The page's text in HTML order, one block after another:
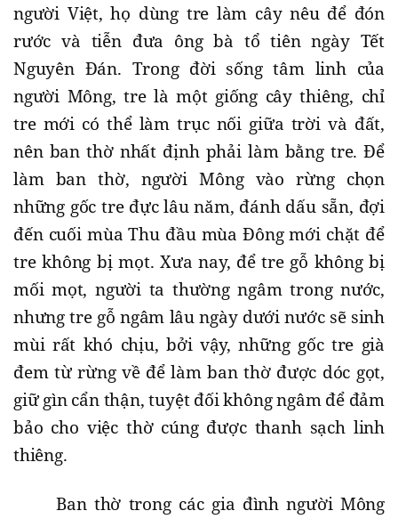
người Việt, họ dùng tre làm cây nêu để đón
rước và tiễn đưa ông bà tổ tiên ngày Tết
Nguyên Đán. Trong đời sống tâm linh của
người Mông, tre là một giống cây thiêng, chỉ
tre mới có thể làm trục nối giữa trời và đất,
nên ban thờ nhất định phải làm bằng tre. Để
làm ban thờ, người Mông vào rừng chọn
những gốc tre đực lâu năm, đánh dấu sẵn, đợi
đến cuối mùa Thu đầu mùa Đông mới chặt để
tre không bị mọt. Xưa nay, để tre gỗ không bị
mối mọt, người ta thường ngâm trong nước,
nhưng tre gỗ ngâm lâu ngày dưới nước sẽ sinh
mùi rất khó chịu, bởi vậy, những gốc tre già
đem từ rừng về để làm ban thờ được dóc gọt,
giữ gìn cẩn thận, tuyệt đối không ngâm để đảm
bảo cho việc thờ cúng được thanh sạch linh
thiêng.
Ban thờ trong các gia đình người Mông